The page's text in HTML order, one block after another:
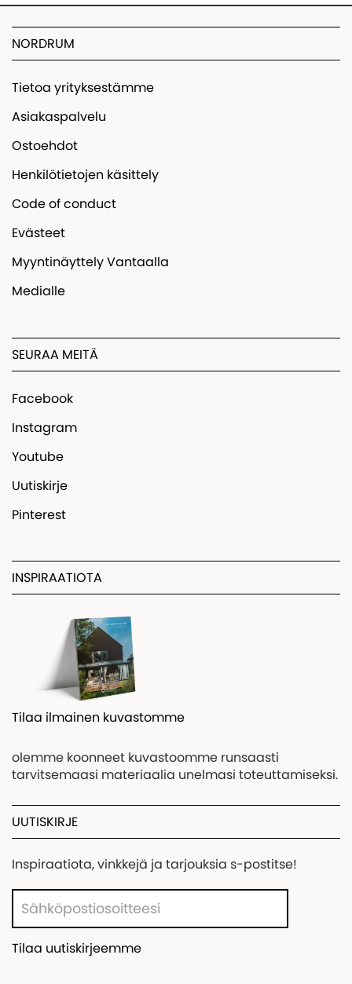
NORDRUM
Tietoa yrityksestämme
Asiakaspalvelu
Ostoehdot
Henkilötietojen käsittely
Code of conduct
Evästeet
Myyntinäyttely Vantaalla
Medialle
SEURAA MEITÄ
Facebook
Instagram
Youtube
Uutiskirje
Pinterest
INSPIRAATIOTA
Tilaa ilmainen kuvastomme
olemme koonneet kuvastoomme runsaasti
tarvitsemaasi materiaalia unelmasi toteuttamiseksi.
UUTISKIRJE
Inspiraatiota, vinkkejä ja tarjouksia s-postitse!
Tilaa uutiskirjeemme